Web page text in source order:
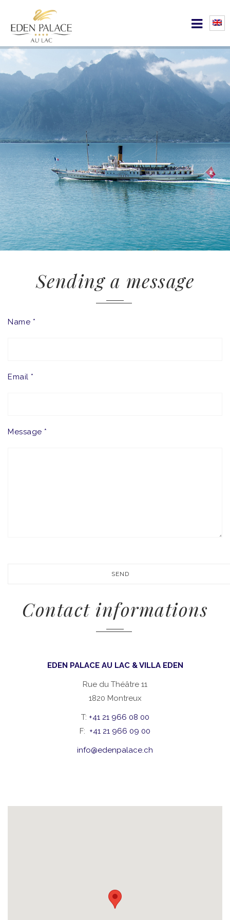
Sending a message
Name *
Email *
Message *
Contact informations
EDEN PALACE AU LAC & VILLA EDEN
Rue du Théâtre 11
1820 Montreux
T: +41 21 966 08 00
F: +41 21 966 09 00
info@edenpalace.ch